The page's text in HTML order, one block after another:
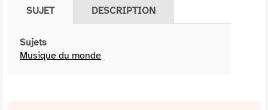
SUJET DESCRIPTION
Sujets
Musique du monde